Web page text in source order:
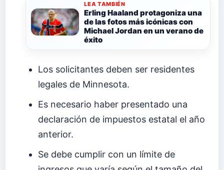
LEA TAMBIÉN
Erling Haaland protagoniza una
de las fotos más icónicas con
Michael Jordan en un verano de
éxito
Los solicitantes deben ser residentes
legales de Minnesota.
Es necesario haber presentado una
declaración de impuestos estatal el año
anterior.
Se debe cumplir con un límite de